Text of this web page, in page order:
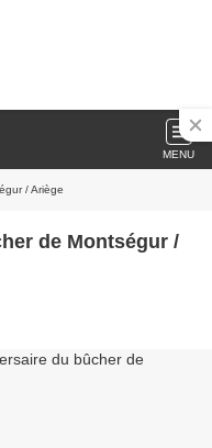
MENU
/ Ariège
de Montségur /